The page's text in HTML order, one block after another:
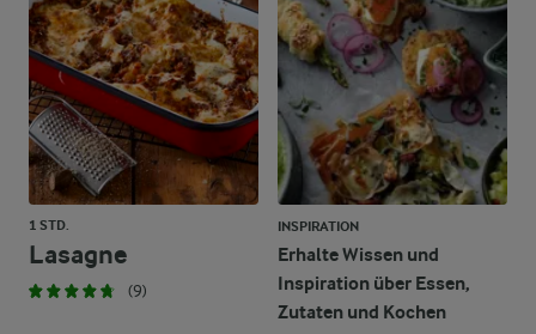
Kohlenhydrate
4,9 g
1 STD.
Lasagne
(9)
INSPIRATION
Erhalte Wissen und
Inspiration über Essen,
Zutaten und Kochen